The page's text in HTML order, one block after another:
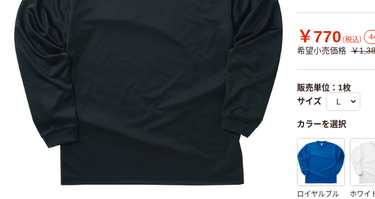
￥770 （税込）
希望小売価格 ￥
販売単位：1枚
サイズ
カラーを選択
ロイヤルブル
ホワイ